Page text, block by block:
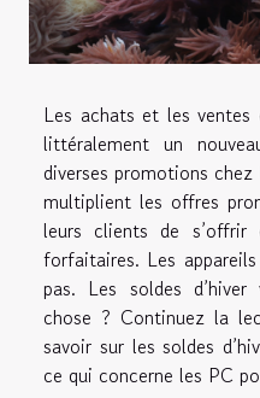
Les achats et les ventes
littéralement un
diverses promotions
multiplient les offres
leurs clients de
forfaitaires. Les
pas. Les soldes d’hiver
chose ? Continuez la
savoir sur les soldes
ce qui concerne les PC